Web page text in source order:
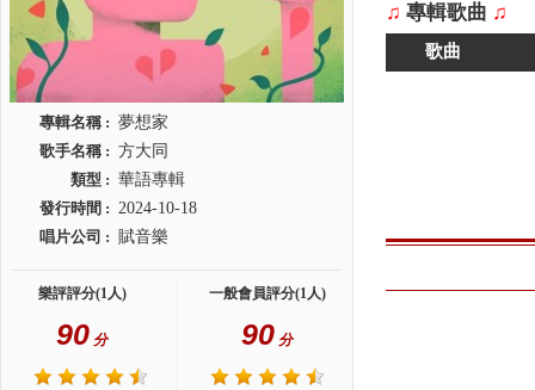
專輯名稱 : 夢想家
歌手名稱 : 方大同
類型 : 華語專輯
發行時間 : 2024-10-18
唱片公司 : 賦音樂
樂評評分(1人)
90 分
一般會員評分(1人)
90 分
♫ 專輯歌曲 ♫
歌曲